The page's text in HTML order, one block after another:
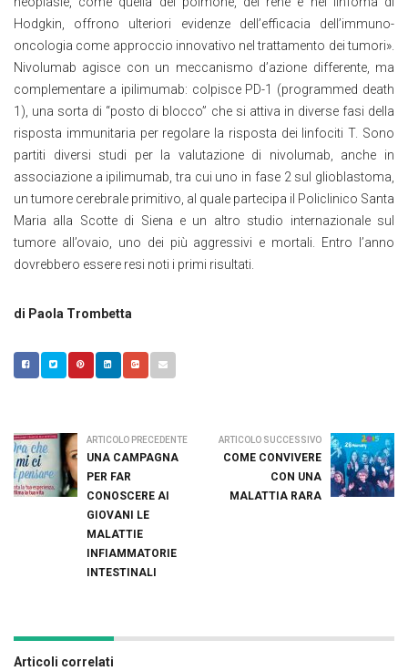
Hodgkin, offrono ulteriori evidenze dell’efficacia dell’immuno-
oncologia come approccio innovativo nel trattamento dei tumori».
Nivolumab agisce con un meccanismo d’azione differente, ma
complementare a ipilimumab: colpisce PD-1 (programmed death
1), una sorta di “posto di blocco” che si attiva in diverse fasi della
risposta immunitaria per regolare la risposta dei linfociti T. Sono
partiti diversi studi per la valutazione di nivolumab, anche in
associazione a ipilimumab, tra cui uno in fase 2 sul glioblastoma,
un tumore cerebrale primitivo, al quale partecipa il Policlinico Santa
Maria alla Scotte di Siena e un altro studio internazionale sul
tumore all’ovaio, uno dei più aggressivi e mortali. Entro l’anno
dovrebbero essere resi noti i primi risultati.
di Paola Trombetta
ARTICOLO PRECEDENTE
UNA CAMPAGNA
PER FAR
CONOSCERE AI
GIOVANI LE
MALATTIE
INFIAMMATORIE
INTESTINALI
ARTICOLO SUCCESSIVO
COME CONVIVERE
CON UNA
MALATTIA RARA
Articoli correlati